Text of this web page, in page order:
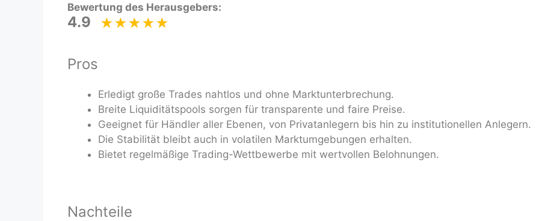
Bewertung des Herausgebers:
4.9
Pros
Erledigt große Trades nahtlos und ohne Marktunterbrechung.
Breite Liquiditätspools sorgen für transparente und faire Preise.
Geeignet für Händler aller Ebenen, von Privatanlegern bis hin zu institutionellen Anlegern.
Die Stabilität bleibt auch in volatilen Marktumgebungen erhalten.
Bietet regelmäßige Trading-Wettbewerbe mit wertvollen Belohnungen.
Nachteile